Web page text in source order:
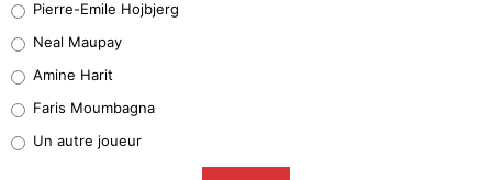
4%
1%
9%
Pierre-Emile Hojbjerg
Neal Maupay
Amine Harit
Faris Moumbagna
Un autre joueur